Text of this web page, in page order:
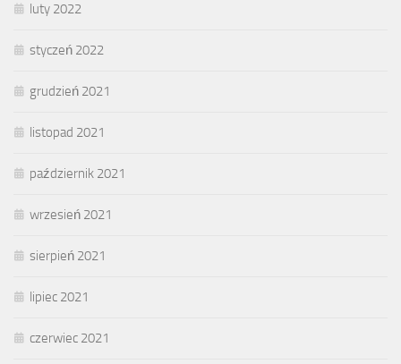
luty 2022
styczeń 2022
grudzień 2021
listopad 2021
październik 2021
wrzesień 2021
sierpień 2021
lipiec 2021
czerwiec 2021